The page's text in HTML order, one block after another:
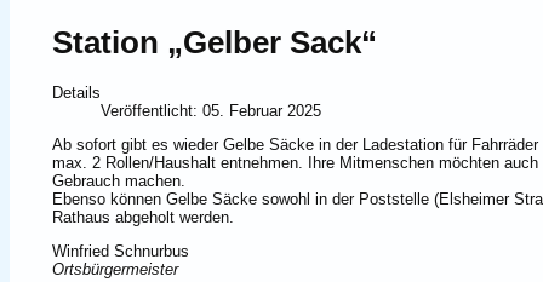
Station „Gelber Sack“
Details
Veröffentlicht: 05. Februar 2025
Ab sofort gibt es wieder Gelbe Säcke in der Ladestation für
max. 2 Rollen/Haushalt entnehmen. Ihre Mitmenschen möchten
Gebrauch machen.
Ebenso können Gelbe Säcke sowohl in der Poststelle (Elsheimer
Rathaus abgeholt werden.
Winfried Schnurbus
Ortsbürgermeister